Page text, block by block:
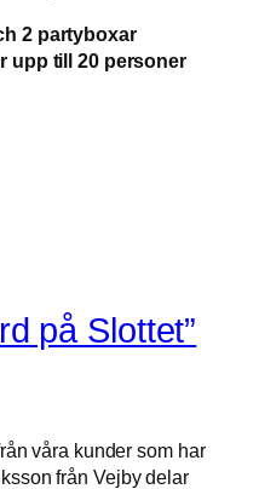
2 partyboxar
upp till 20 personer
på Slottet”
våra kunder som har
från Vejby delar